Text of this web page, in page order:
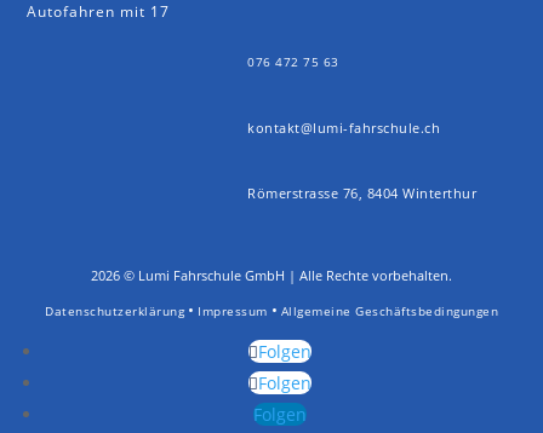
Autofahren mit 17
076 472 75 63
kontakt@lumi-fahrschule.ch
Römerstrasse 76, 8404 Winterthur
2026 © Lumi Fahrschule GmbH | Alle Rechte vorbehalten.
Datenschutzerklärung • Impressum • Allgemeine Geschäftsbedingungen
Folgen
Folgen
Folgen